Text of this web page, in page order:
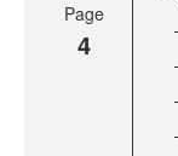
Page
4